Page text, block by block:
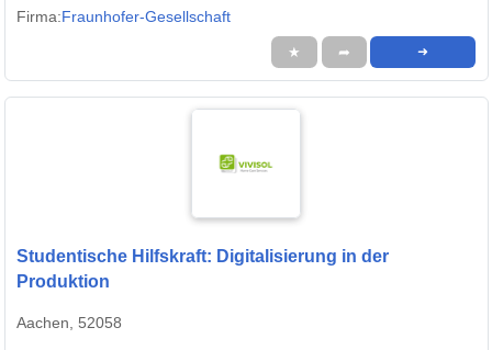
Firma:Fraunhofer-Gesellschaft
★ ➦ ➜
Studentische Hilfskraft: Digitalisierung in der
Produktion
Aachen, 52058